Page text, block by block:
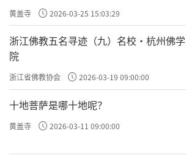
黄盖寺 2026-03-25 15:03:29
浙江佛教五名寻迹（九）名校·杭州佛学
院
浙江省佛教协会 2026-03-19 09:00:00
十地菩萨是哪十地呢？
黄盖寺 2026-03-11 09:00:00